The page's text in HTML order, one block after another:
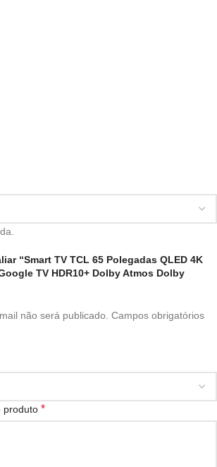
“Smart TV TCL 65 Polegadas QLED 4K
TV HDR10+ Dolby Atmos Dolby
não será publicado. Campos obrigatórios
produto *